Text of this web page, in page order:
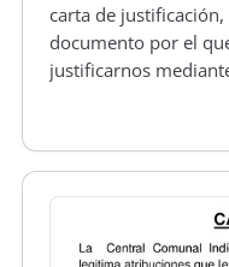
carta de
documento por el
justificarnos
cuando se nos
situación que nos